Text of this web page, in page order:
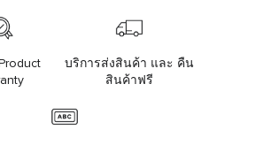
บริการส่งสินค้า และ คืน
สินค้าฟรี